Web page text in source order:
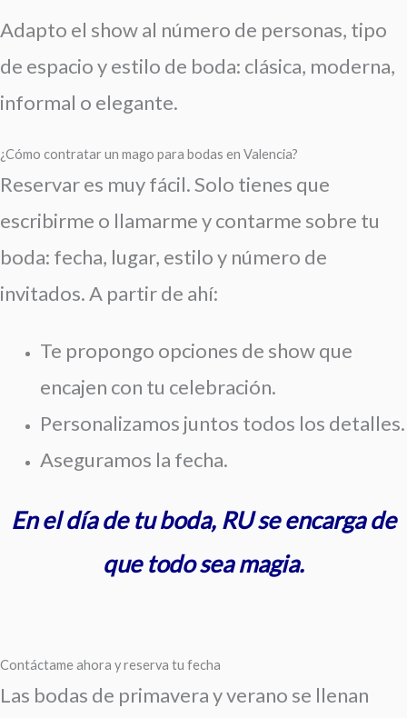
Adapto el show al número de personas, tipo
de espacio y estilo de boda: clásica, moderna,
informal o elegante.
¿Cómo contratar un mago para bodas en Valencia?
Reservar es muy fácil. Solo tienes que
escribirme o llamarme y contarme sobre tu
boda: fecha, lugar, estilo y número de
invitados. A partir de ahí:
Te propongo opciones de show que
encajen con tu celebración.
Personalizamos juntos todos los detalles.
Aseguramos la fecha.
En el día de tu boda, RU se encarga de
que todo sea magia.
Contáctame ahora y reserva tu fecha
Las bodas de primavera y verano se llenan